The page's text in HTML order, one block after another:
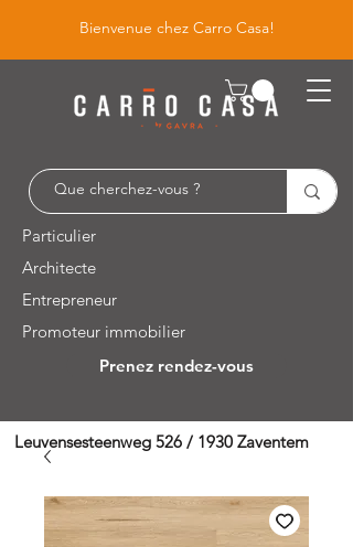
Bienvenue chez Carro Casa!
Particulier
Architecte
Entrepreneur
Promoteur immobilier
Prenez rendez-vous
Leuvensesteenweg 526 / 1930 Zaventem